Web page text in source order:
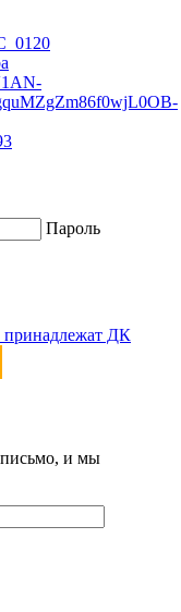
Пароль
принадлежат ДК
письмо, и мы